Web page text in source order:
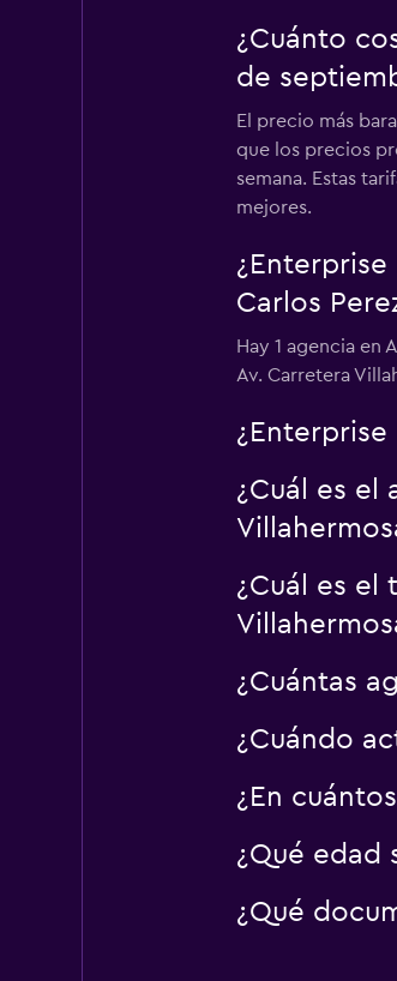
¿Cuánto
de
El precio más
que los precios
semana. Estas
mejores.
Carlos
Hay 1 agencia en
Av. Carretera
¿Cuál es el
¿Cuál es el
¿Cuántas
¿Cuándo
¿En
¿Qué edad
¿Qué